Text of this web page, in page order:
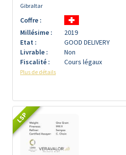
Gibraltar
Coffre :
Millésime :
2019
Etat :
GOOD DELIVERY
Livrable :
Non
Fiscalité :
Cours légaux
Plus de détails
LSP